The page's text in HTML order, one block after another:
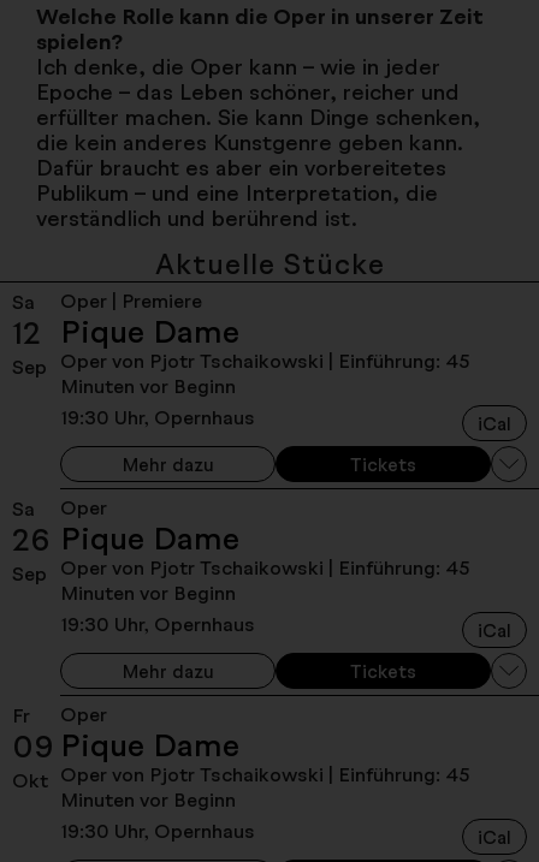
Welche Rolle kann die Oper in unserer Zeit
spielen?
Ich denke, die Oper kann – wie in jeder
Epoche – das Leben schöner, reicher und
erfüllter machen. Sie kann Dinge schenken,
die kein anderes Kunstgenre geben kann.
Dafür braucht es aber ein vorbereitetes
Publikum – und eine Interpretation, die
verständlich und berührend ist.
Aktuelle Stücke
Sa
12
Sep
Oper | Premiere
Pique Dame
Oper von Pjotr Tschaikowski | Einführung: 45
Minuten vor Beginn
19:30 Uhr, Opernhaus
iCal
Tickets
Mehr dazu
Sa
26
Sep
Oper
Pique Dame
Oper von Pjotr Tschaikowski | Einführung: 45
Minuten vor Beginn
19:30 Uhr, Opernhaus
iCal
Tickets
Mehr dazu
Fr
09
Okt
Oper
Pique Dame
Oper von Pjotr Tschaikowski | Einführung: 45
Minuten vor Beginn
19:30 Uhr, Opernhaus
iCal